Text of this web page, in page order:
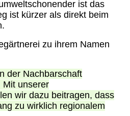
ist das
ist kürzer als direkt beim
zu ihrem Namen
der Nachbarschaft
Mit unserer
wir dazu beitragen, dass
zu wirklich regionalem